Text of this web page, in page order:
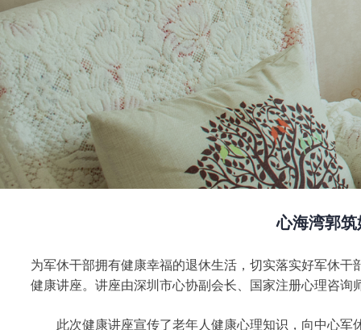
心海湾郭
为军休干部拥有健康幸福的退休生活，切实落实好军休干
健康讲座。讲座由深圳市心协副会长、国家注册心理咨询
此次健康讲座宣传了老年人健康心理知识，向中心军